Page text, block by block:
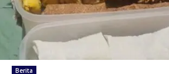
Berita